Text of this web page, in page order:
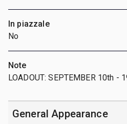
In piazzale
No
Note
LOADOUT: SEPTEMBER 10th -
General Appearance